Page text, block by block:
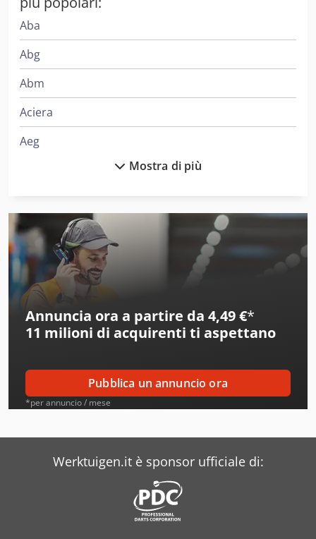
Aba
Abg
Abm
Aciera
Aeg
Ageo
Aircraft
Allgaier
Alup
Ammann
Amt
Apv
Mostra di più
Annuncia ora a partire da 4,49 €*
11 milioni di acquirenti ti aspettano
Pubblica un annuncio ora
*per annuncio / mese
Werktuigen.it è sponsor ufficiale di: